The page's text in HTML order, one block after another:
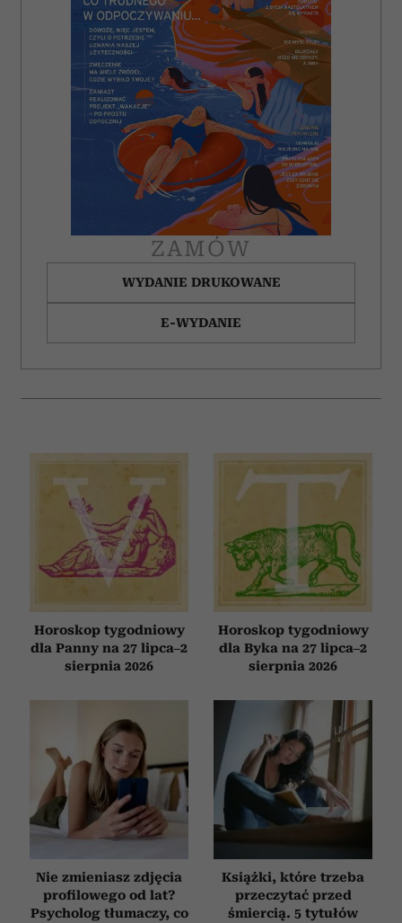
społecznościowym, reklamowym i analitycznym.
Partnerzy mogą połączyć te informacje z innymi danymi
otrzymanymi od Ciebie lub uzyskanymi podczas
korzystania z ich usług.
ZAMÓW
WYDANIE DRUKOWANE
E-WYDANIE
Horoskop tygodniowy
dla Panny na 27 lipca–2
sierpnia 2026
Horoskop tygodniowy
dla Byka na 27 lipca–2
sierpnia 2026
Nie zmieniasz zdjęcia
profilowego od lat?
Psycholog tłumaczy, co
Książki, które trzeba
przeczytać przed
śmiercią. 5 tytułów